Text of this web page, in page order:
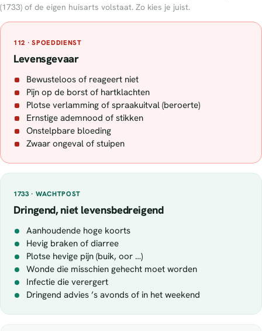
(1733) of de eigen huisarts volstaat. Zo kies je juist.
112 · SPOEDDIENST
Levensgevaar
Bewusteloos of reageert niet
Pijn op de borst of hartklachten
Plotse verlamming of spraakuitval (beroerte)
Ernstige ademnood of stikken
Onstelpbare bloeding
Zwaar ongeval of stuipen
1733 · WACHTPOST
Dringend, niet levensbedreigend
Aanhoudende hoge koorts
Hevig braken of diarree
Plotse hevige pijn (buik, oor …)
Wonde die misschien gehecht moet worden
Infectie die verergert
Dringend advies ’s avonds of in het weekend